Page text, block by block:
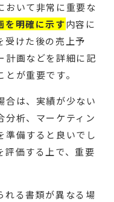
おいて非常に重要な
を明確に示す内容に
受けた後の売上予
計画などを詳細に記
が重要です。
合は、実績が少ない
分析、マーケティン
準備すると良いでし
評価する上で、重要
れる書類が異なる場